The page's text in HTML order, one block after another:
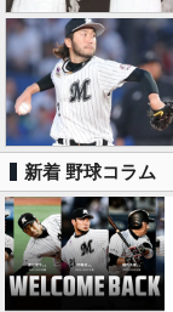
新着 野球コラム